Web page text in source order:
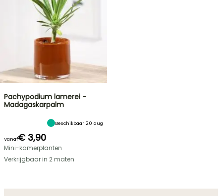
Pachypodium lamerei -
Madagaskarpalm
Beschikbaar 20 aug
Vanaf€ 3,90
Mini-kamerplanten
Verkrijgbaar in 2 maten